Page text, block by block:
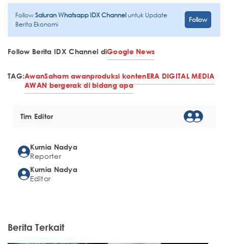
FollowSaluran Whatsapp IDX Channeluntuk Update
Berita Ekonomi
Follow
Follow Berita IDX Channel diGoogle News
TAG:AwanSaham awanproduksi kontenERA DIGITAL MEDIA
AWAN bergerak di bidang apa
Tim Editor
Kurnia Nadya
Reporter
Kurnia Nadya
Editor
Berita Terkait